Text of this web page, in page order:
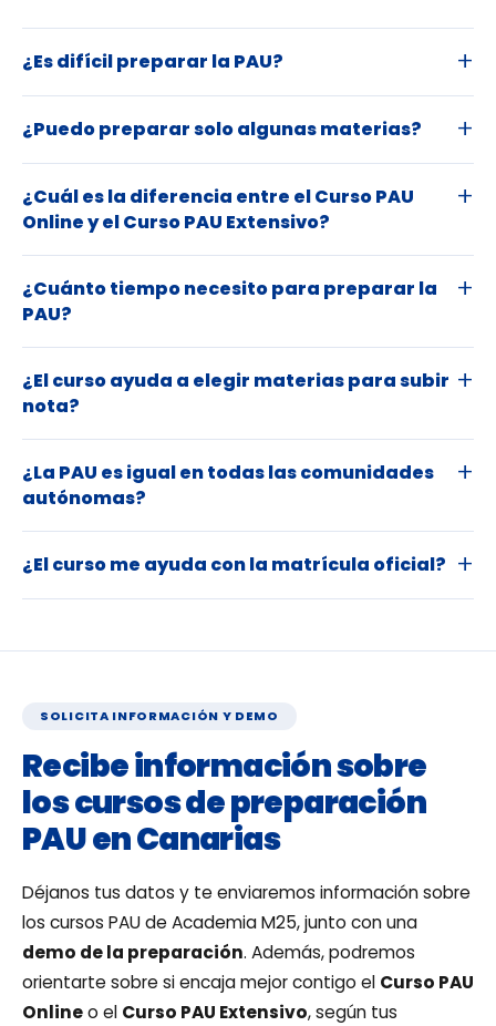
¿Es difícil preparar la PAU?
¿Puedo preparar solo algunas materias?
¿Cuál es la diferencia entre el Curso PAU
Online y el Curso PAU Extensivo?
¿Cuánto tiempo necesito para preparar la
PAU?
¿El curso ayuda a elegir materias para subir
nota?
¿La PAU es igual en todas las comunidades
autónomas?
¿El curso me ayuda con la matrícula oficial?
SOLICITA INFORMACIÓN Y DEMO
Recibe información sobre
los cursos de preparación
PAU en Canarias
Déjanos tus datos y te enviaremos información sobre
los cursos PAU de Academia M25, junto con una
demo de la preparación. Además, podremos
orientarte sobre si encaja mejor contigo el Curso PAU
Onlineo el Curso PAU Extensivo, según tus